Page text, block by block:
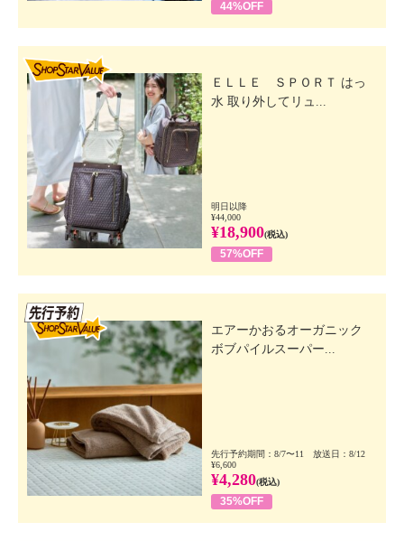
44%OFF
ＥＬＬＥ ＳＰＯＲＴ はっ
水 取り外してリュ...
明日以降
¥44,000
¥18,900(税込)
57%OFF
エアーかおるオーガニック
ボブパイルスーパー...
先行予約期間：8/7〜11 放送日：8/12
¥6,600
¥4,280(税込)
35%OFF